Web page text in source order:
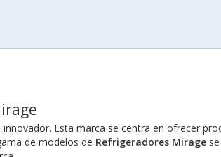
Esta marca se centra en ofrecer
de modelos de Refrigeradores Miragese